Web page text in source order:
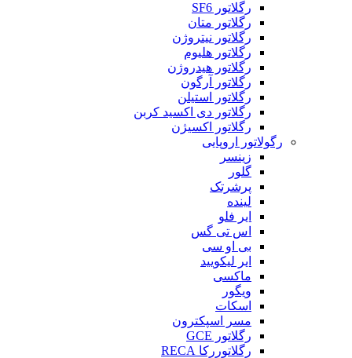
رگلاتور SF6
رگلاتور متان
رگلاتور نیتروژن
رگلاتور هلیوم
رگلاتور هیدروژن
رگلاتور آرگون
رگلاتور استیلن
رگلاتور دی اکسید کربن
رگلاتور اکسیژن
رگولاتور اروپایی
زینسر
گلور
پرشرتک
لینده
ایر فلو
اس تی گس
بی او سی
ایر لیکویید
ماکسی
ویگور
اسکات
مسر اسپکترون
رگلاتور GCE
رگلاتوررکا RECA